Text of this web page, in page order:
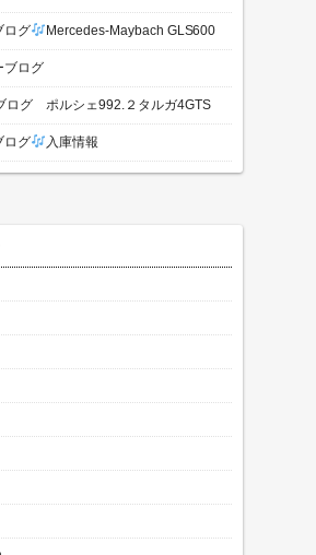
ログ Mercedes-Maybach GLS600
ブログ
ログ ポルシェ992.２タルガ4GTS
ログ 入庫情報